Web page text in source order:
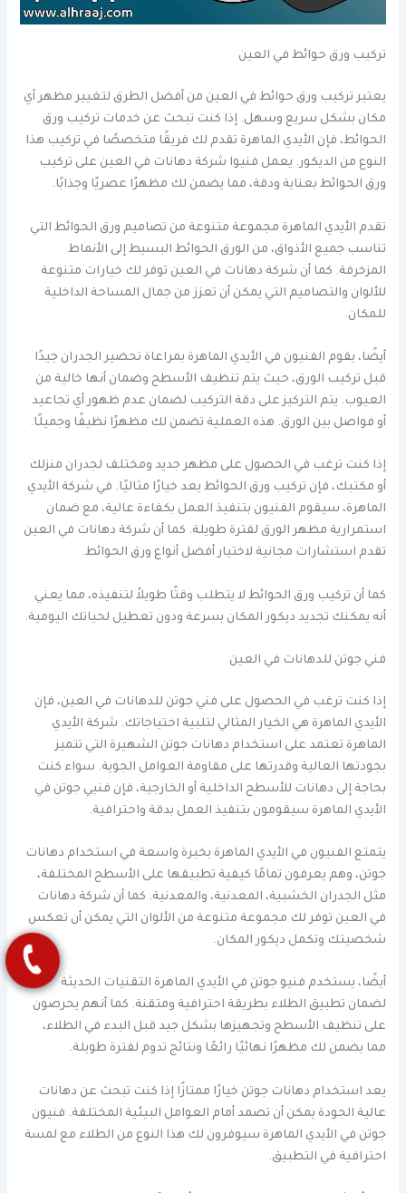
تركيب ورق حوائط في العين
يعتبر تركيب ورق حوائط في العين من أفضل الطرق لتغيير مظهر أي
مكان بشكل سريع وسهل. إذا كنت تبحث عن خدمات تركيب ورق
الحوائط، فإن الأيدي الماهرة تقدم لك فريقًا متخصصًا في تركيب هذا
النوع من الديكور. يعمل فنيوا شركة دهانات في العين على تركيب
ورق الحوائط بعناية ودقة، مما يضمن لك مظهرًا عصريًا وجذابًا.
تقدم الأيدي الماهرة مجموعة متنوعة من تصاميم ورق الحوائط التي
تناسب جميع الأذواق، من الورق الحوائط البسيط إلى الأنماط
المزخرفة. كما أن شركة دهانات في العين توفر لك خيارات متنوعة
للألوان والتصاميم التي يمكن أن تعزز من جمال المساحة الداخلية
للمكان.
أيضًا، يقوم الفنيون في الأيدي الماهرة بمراعاة تحضير الجدران جيدًا
قبل تركيب الورق، حيث يتم تنظيف الأسطح وضمان أنها خالية من
العيوب. يتم التركيز على دقة التركيب لضمان عدم ظهور أي تجاعيد
أو فواصل بين الورق. هذه العملية تضمن لك مظهرًا نظيفًا وجميلًا.
إذا كنت ترغب في الحصول على مظهر جديد ومختلف لجدران منزلك
أو مكتبك، فإن تركيب ورق الحوائط يعد خيارًا مثاليًا. في شركة الأيدي
الماهرة، سيقوم الفنيون بتنفيذ العمل بكفاءة عالية، مع ضمان
استمرارية مظهر الورق لفترة طويلة. كما أن شركة دهانات في العين
تقدم استشارات مجانية لاختيار أفضل أنواع ورق الحوائط.
كما أن تركيب ورق الحوائط لا يتطلب وقتًا طويلاً لتنفيذه، مما يعني
أنه يمكنك تجديد ديكور المكان بسرعة ودون تعطيل لحياتك اليومية.
فني جوتن للدهانات في العين
إذا كنت ترغب في الحصول على فني جوتن للدهانات في العين، فإن
الأيدي الماهرة هي الخيار المثالي لتلبية احتياجاتك. شركة الأيدي
الماهرة تعتمد على استخدام دهانات جوتن الشهيرة التي تتميز
بجودتها العالية وقدرتها على مقاومة العوامل الجوية. سواء كنت
بحاجة إلى دهانات للأسطح الداخلية أو الخارجية، فإن فنيي جوتن في
الأيدي الماهرة سيقومون بتنفيذ العمل بدقة واحترافية.
يتمتع الفنيون في الأيدي الماهرة بخبرة واسعة في استخدام دهانات
جوتن، وهم يعرفون تمامًا كيفية تطبيقها على الأسطح المختلفة،
مثل الجدران الخشبية، المعدنية، والمعدنية. كما أن شركة دهانات
في العين توفر لك مجموعة متنوعة من الألوان التي يمكن أن تعكس
شخصيتك وتكمل ديكور المكان.
أيضًا، يستخدم فنيو جوتن في الأيدي الماهرة التقنيات الحديثة
لضمان تطبيق الطلاء بطريقة احترافية ومتقنة. كما أنهم يحرصون
على تنظيف الأسطح وتجهيزها بشكل جيد قبل البدء في الطلاء،
مما يضمن لك مظهرًا نهائيًا رائعًا ونتائج تدوم لفترة طويلة.
يعد استخدام دهانات جوتن خيارًا ممتازًا إذا كنت تبحث عن دهانات
عالية الجودة يمكن أن تصمد أمام العوامل البيئية المختلفة. فنيون
جوتن في الأيدي الماهرة سيوفرون لك هذا النوع من الطلاء مع لمسة
احترافية في التطبيق.